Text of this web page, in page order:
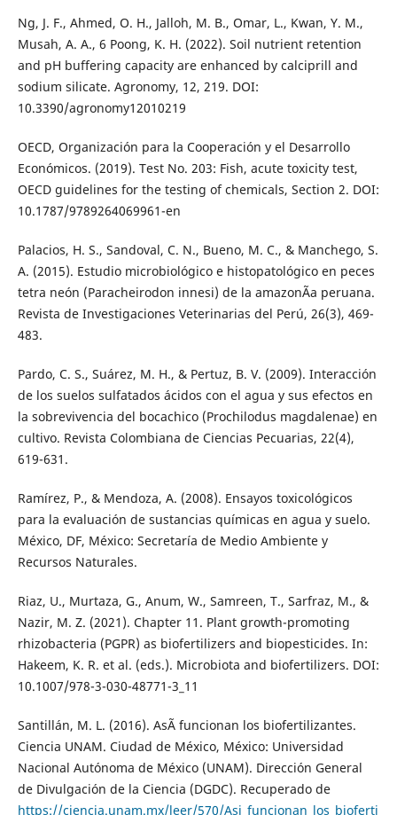
Ng, J. F., Ahmed, O. H., Jalloh, M. B., Omar, L., Kwan, Y. M.,
Musah, A. A., 6 Poong, K. H. (2022). Soil nutrient retention
and pH buffering capacity are enhanced by calciprill and
sodium silicate. Agronomy, 12, 219. DOI:
10.3390/agronomy12010219
OECD, Organización para la Cooperación y el Desarrollo
Económicos. (2019). Test No. 203: Fish, acute toxicity test,
OECD guidelines for the testing of chemicals, Section 2. DOI:
10.1787/9789264069961-en
Palacios, H. S., Sandoval, C. N., Bueno, M. C., & Manchego, S.
A. (2015). Estudio microbiológico e histopatológico en peces
tetra neón (Paracheirodon innesi) de la amazonÃ­a peruana.
Revista de Investigaciones Veterinarias del Perú, 26(3), 469-
483.
Pardo, C. S., Suárez, M. H., & Pertuz, B. V. (2009). Interacción
de los suelos sulfatados ácidos con el agua y sus efectos en
la sobrevivencia del bocachico (Prochilodus magdalenae) en
cultivo. Revista Colombiana de Ciencias Pecuarias, 22(4),
619-631.
Ramírez, P., & Mendoza, A. (2008). Ensayos toxicológicos
para la evaluación de sustancias químicas en agua y suelo.
México, DF, México: Secretaría de Medio Ambiente y
Recursos Naturales.
Riaz, U., Murtaza, G., Anum, W., Samreen, T., Sarfraz, M., &
Nazir, M. Z. (2021). Chapter 11. Plant growth-promoting
rhizobacteria (PGPR) as biofertilizers and biopesticides. In:
Hakeem, K. R. et al. (eds.). Microbiota and biofertilizers. DOI:
10.1007/978-3-030-48771-3_11
Santillán, M. L. (2016). AsÃ­ funcionan los biofertilizantes.
Ciencia UNAM. Ciudad de México, México: Universidad
Nacional Autónoma de México (UNAM). Dirección General
de Divulgación de la Ciencia (DGDC). Recuperado de
https://ciencia.unam.mx/leer/570/Asi_funcionan_los_bioferti